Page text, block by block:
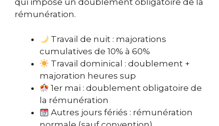
qui impose un doublement obligatoire de la
rémunération.
Travail de nuit : majorations
cumulatives de 10% à 60%
Travail dominical : doublement +
majoration heures sup
1er mai : doublement obligatoire de
la rémunération
Autres jours fériés : rémunération